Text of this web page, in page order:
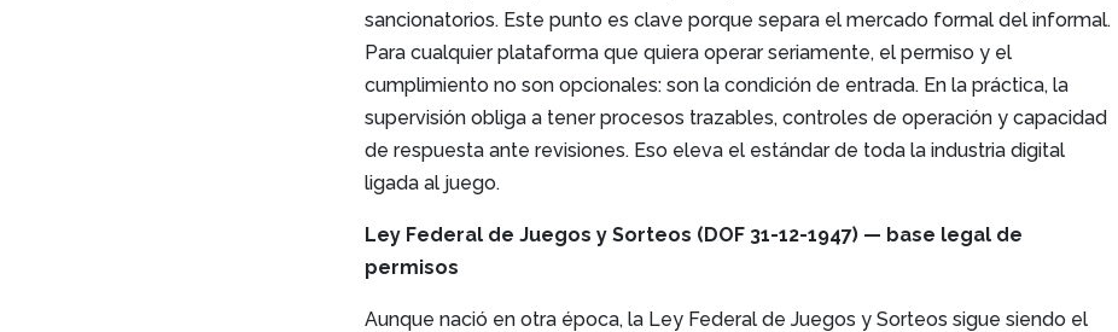
sancionatorios. Este punto es clave porque separa el mercado formal del informal.
Para cualquier plataforma que quiera operar seriamente, el permiso y el
cumplimiento no son opcionales: son la condición de entrada. En la práctica, la
supervisión obliga a tener procesos trazables, controles de operación y capacidad
de respuesta ante revisiones. Eso eleva el estándar de toda la industria digital
ligada al juego.
Ley Federal de Juegos y Sorteos (DOF 31-12-1947) — base legal de
permisos
Aunque nació en otra época, la Ley Federal de Juegos y Sorteos sigue siendo el